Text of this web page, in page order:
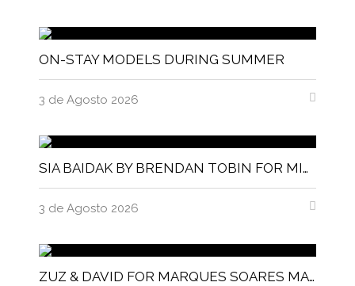
ON-STAY MODELS DURING SUMMER
3 de Agosto 2026
SIA BAIDAK BY BRENDAN TOBIN FOR MISC MAGAZINE
3 de Agosto 2026
ZUZ & DAVID FOR MARQUES SOARES MAGNITUDE MAGAZINE